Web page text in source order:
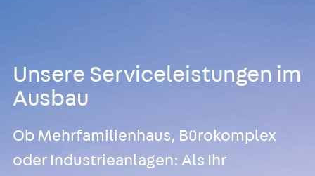
Unsere Serviceleistungen im
Ausbau
Ob Mehrfamilienhaus, Bürokomplex
oder Industrieanlagen: Als Ihr